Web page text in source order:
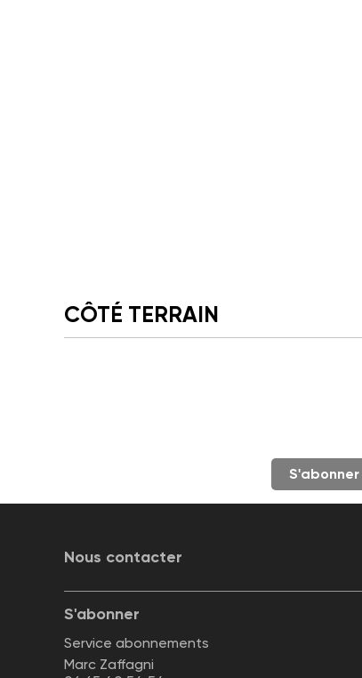
CÔTÉ TERRAIN
S'abonner
Nous contacter
S'abonner
Service abonnements
Marc Zaffagni